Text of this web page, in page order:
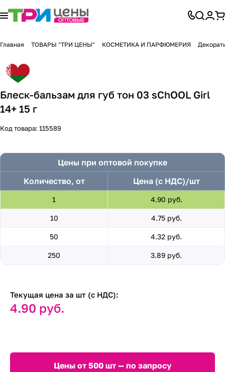
Главная ТОВАРЫ "ТРИ ЦЕНЫ" КОСМЕТИКА И ПАРФЮМЕРИЯ
Блеск-бальзам для губ тон 03 sChOOL Girl
14+ 15 г
Код товара: 115589
Цены при оптовой покупке
Количество, от
Цена (с НДС)/шт
1 4.90 руб.
10 4.75 руб.
50 4.32 руб.
250 3.89 руб.
Текущая цена за шт (с НДС):
4.90 руб.
Цены от 500 шт — по запросу